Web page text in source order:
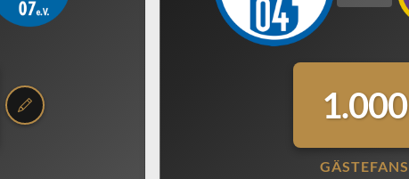
1.000
GÄSTEFANS